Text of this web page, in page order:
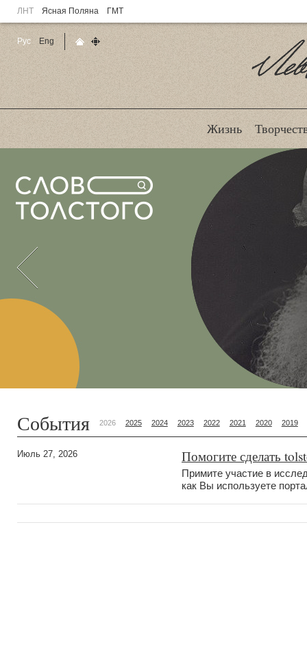
ЛНТ Ясная Поляна ГМТ
Жизнь
События 2026 2025 2024 2023 2022 2021 2020 2019
Июль 27, 2026 Помогите сделать
Примите участие в
как Вы используете
Рус
Eng